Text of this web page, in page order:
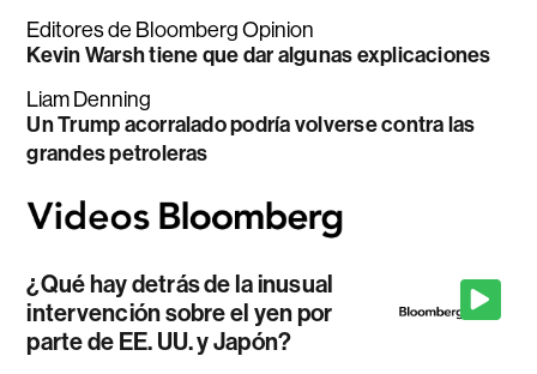
Editores de Bloomberg Opinion
Kevin Warsh tiene que dar algunas explicaciones
Liam Denning
Un Trump acorralado podría volverse contra las
grandes petroleras
¿Qué hay detrás de la inusual
intervención sobre el yen por
parte de EE. UU. y Japón?